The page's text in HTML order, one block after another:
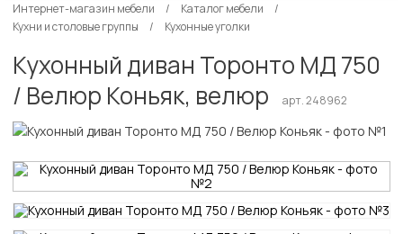
Интернет-магазин мебели
Каталог мебели
Кухни и столовые группы
Кухонные уголки
Кухонный диван Торонто МД 750
/ Велюр Коньяк, велюр
арт. 248962